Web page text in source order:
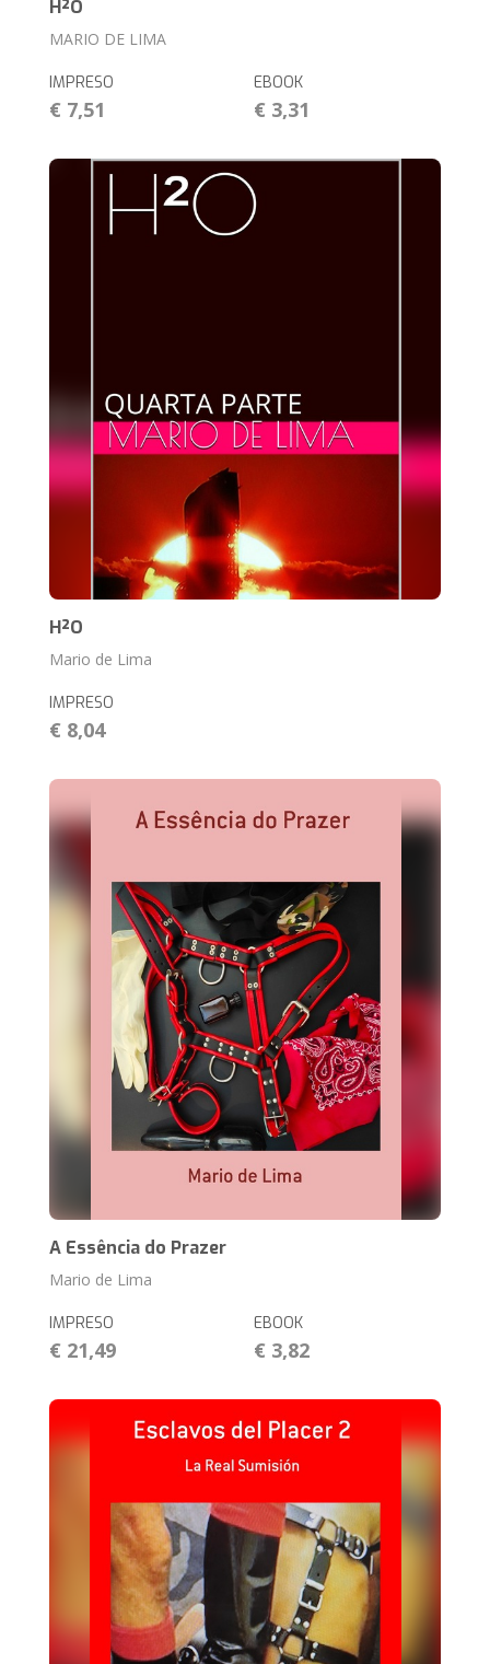
H²O
MARIO DE LIMA
IMPRESO
€ 7,51
EBOOK
€ 3,31
H²O
Mario de Lima
IMPRESO
€ 8,04
A Essência do Prazer
Mario de Lima
IMPRESO
€ 21,49
EBOOK
€ 3,82